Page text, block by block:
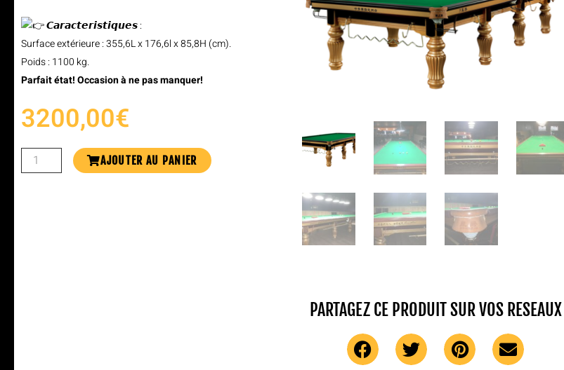
𝘾𝙖𝙧𝙖𝙘𝙩𝙚𝙧𝙞𝙨𝙩𝙞𝙦𝙪𝙚𝙨 :
Surface extérieure : 355,6L x 176,6l x 85,8H (cm).
Poids : 1100 kg.
Parfait état! Occasion à ne pas manquer!
3200,00€
AJOUTER AU PANIER
PARTAGEZ CE PRODUIT SUR VOS RESEAUX